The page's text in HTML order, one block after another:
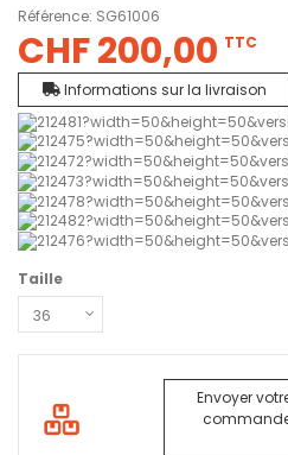
Référence: SG61006
CHF 200,00 TTC
Informations sur la livraison
Taille
Envoyer